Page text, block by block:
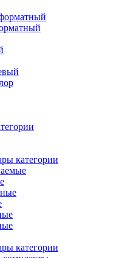
категории
категории